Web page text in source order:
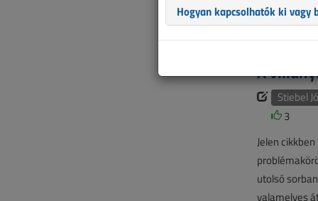
netadmin
A
Stiebel
3
Jelen
utolsó
valamelyes
Hogyan kapcsolhatók ki vagy